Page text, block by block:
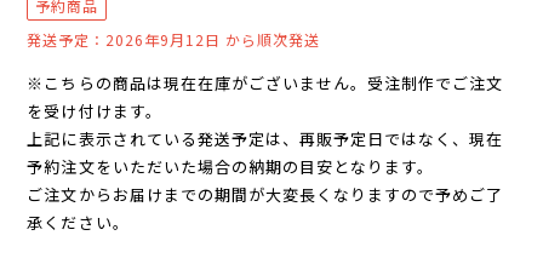
予約商品
発送予定：2026年9月12日 から順次発送
※こちらの商品は現在在庫がございません。受注制作でご注文
を受け付けます。
上記に表示されている発送予定は、再販予定日ではなく、現在
予約注文をいただいた場合の納期の目安となります。
ご注文からお届けまでの期間が大変長くなりますので予めご了
承ください。